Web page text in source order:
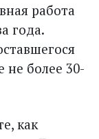
работа
года.
не более 30-
как